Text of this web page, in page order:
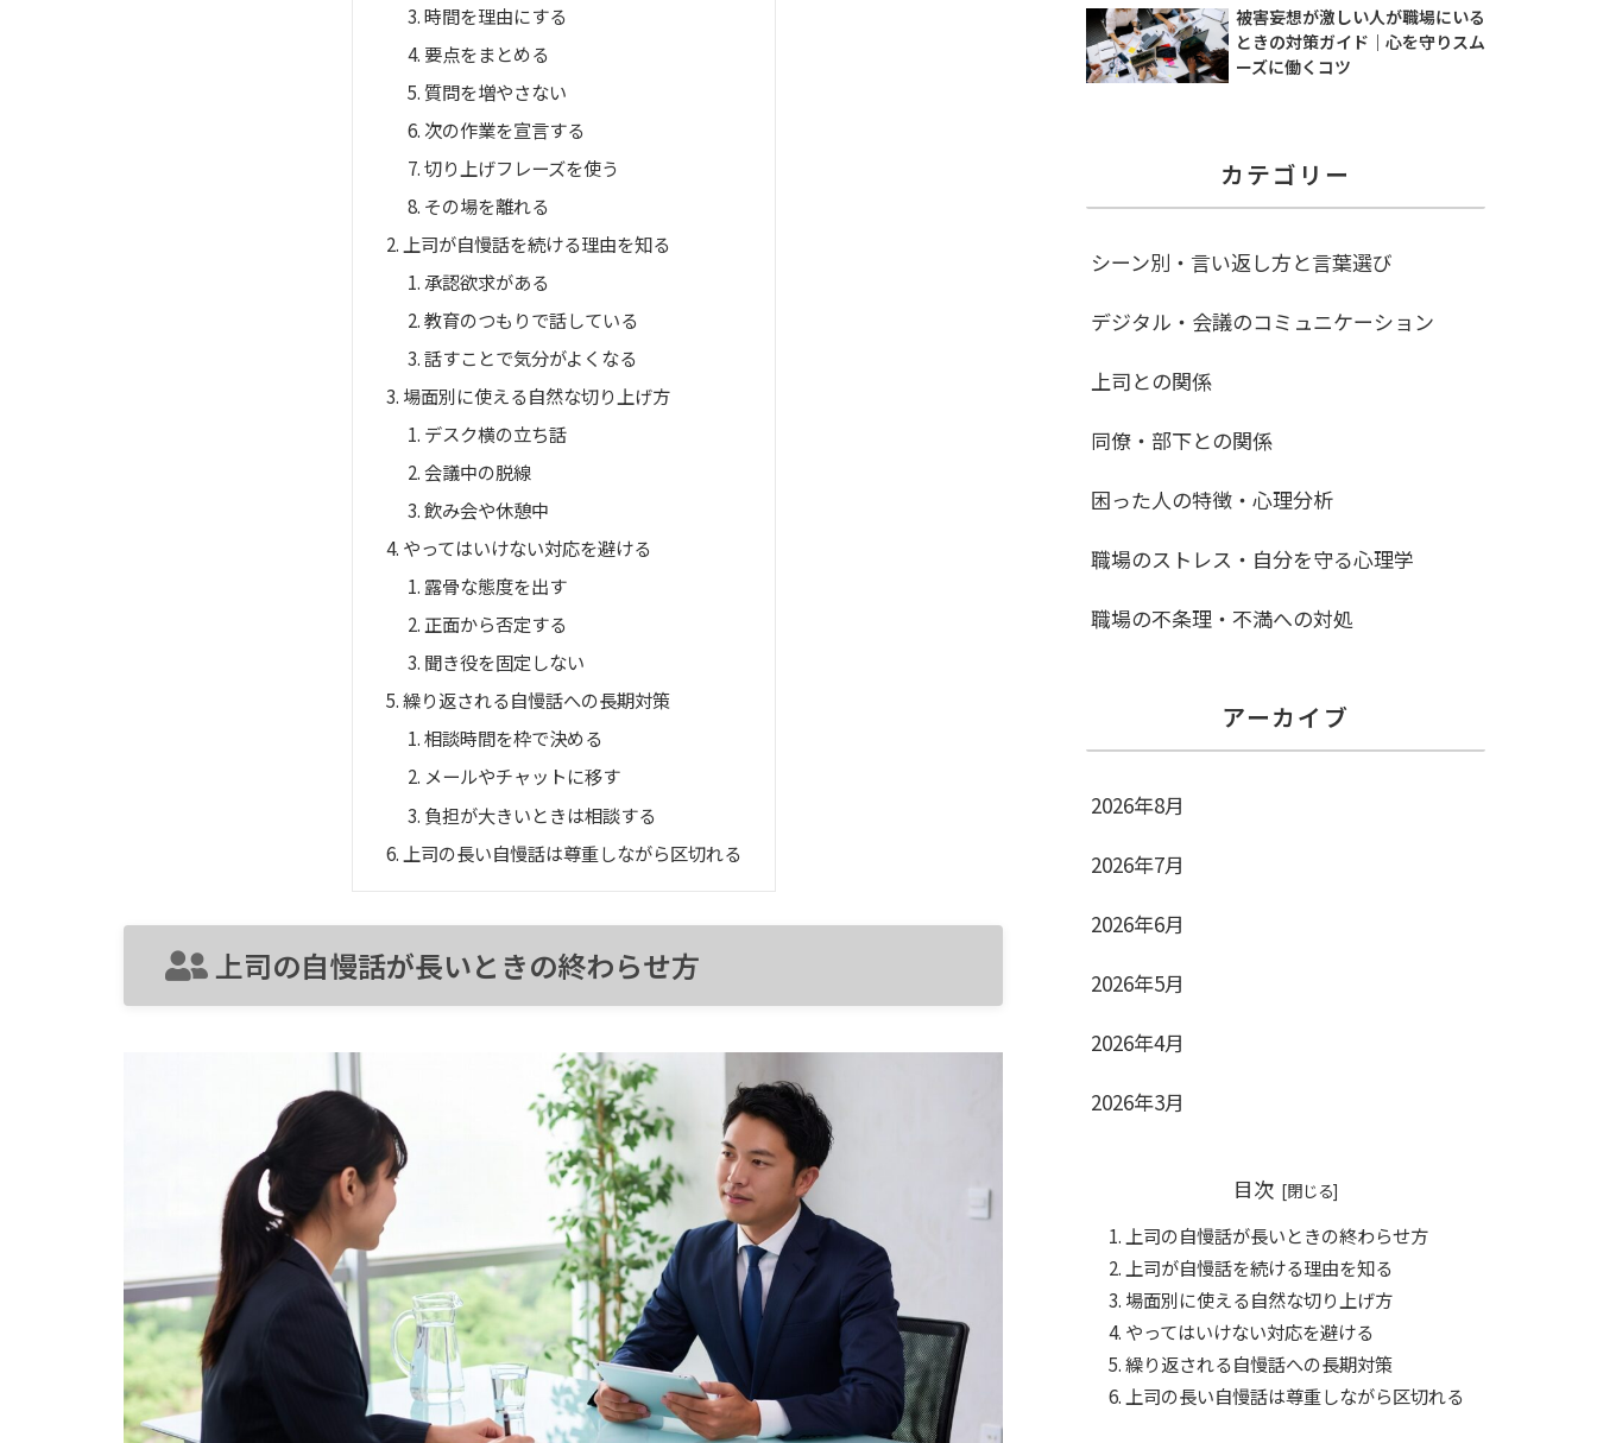
時間を理由にする
要点をまとめる
質問を増やさない
次の作業を宣言する
切り上げフレーズを使う
その場を離れる
上司が自慢話を続ける理由を知る
承認欲求がある
教育のつもりで話している
話すことで気分がよくなる
場面別に使える自然な切り上げ方
デスク横の立ち話
会議中の脱線
飲み会や休憩中
やってはいけない対応を避ける
露骨な態度を出す
正面から否定する
聞き役を固定しない
繰り返される自慢話への長期対策
相談時間を枠で決める
メールやチャットに移す
負担が大きいときは相談する
上司の長い自慢話は尊重しながら区切れる
上司の自慢話が長いときの終わらせ方
被害妄想が激しい人が職場にいる
ときの対策ガイド｜心を守りスム
ーズに働くコツ
カテゴリー
シーン別・言い返し方と言葉選び
デジタル・会議のコミュニケーション
上司との関係
同僚・部下との関係
困った人の特徴・心理分析
職場のストレス・自分を守る心理学
職場の不条理・不満への対処
アーカイブ
2026年8月
2026年7月
2026年6月
2026年5月
2026年4月
2026年3月
目次
上司の自慢話が長いときの終わらせ方
上司が自慢話を続ける理由を知る
場面別に使える自然な切り上げ方
やってはいけない対応を避ける
繰り返される自慢話への長期対策
上司の長い自慢話は尊重しながら区切れる